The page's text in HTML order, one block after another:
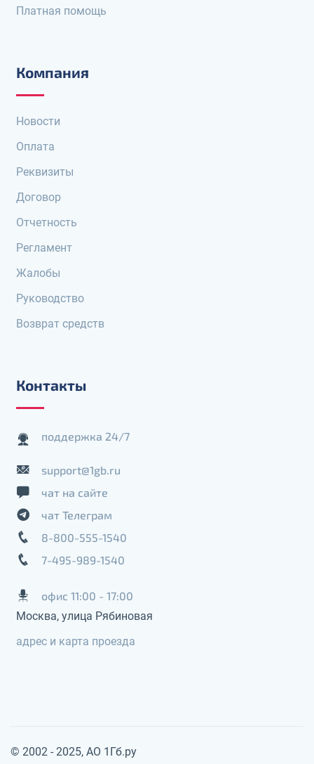
Платная помощь
Компания
Новости
Оплата
Реквизиты
Договор
Отчетность
Регламент
Жалобы
Руководство
Возврат средств
Контакты
поддержка 24/7
support@1gb.ru
чат на сайте
чат Телеграм
8-800-555-1540
7-495-989-1540
офис 11:00 - 17:00
Москва, улица Рябиновая
адрес и карта проезда
© 2002 - 2025, АО 1Гб.ру